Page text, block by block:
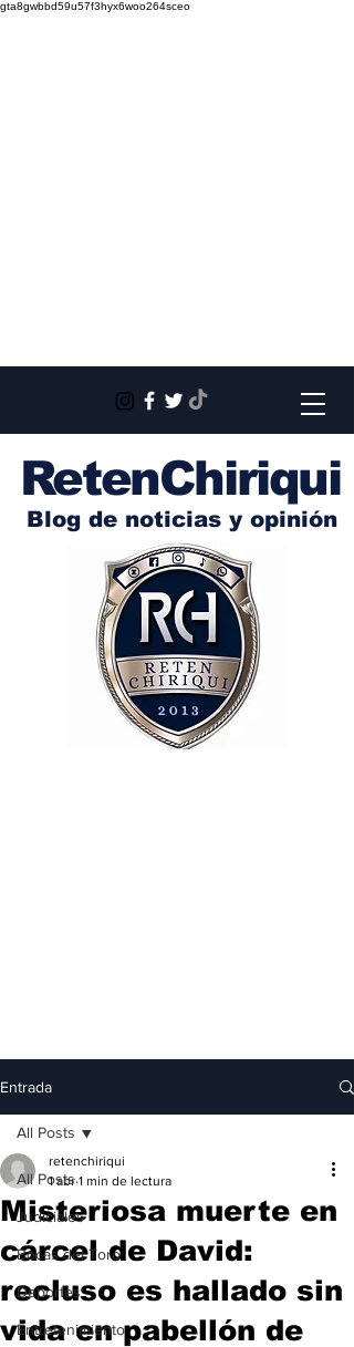
gta8gwbbd59u57f3hyx6woo264sceo
RetenChiriqui
Blog de noticias y opinión
Entrada
All Posts
Judiciales
Bocas del Toro
Deportes
Entretenimiento
All Posts
Misteriosa muerte en
cárcel de David:
recluso es hallado sin
vida en pabellón de
retenchiriqui
1 abr 1 min de lectura